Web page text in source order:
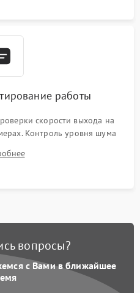
работы
скорости выхода на
Контроль уровня шума
стенок и корректного
оттайки.
вопросы?
с Вами в ближайшее